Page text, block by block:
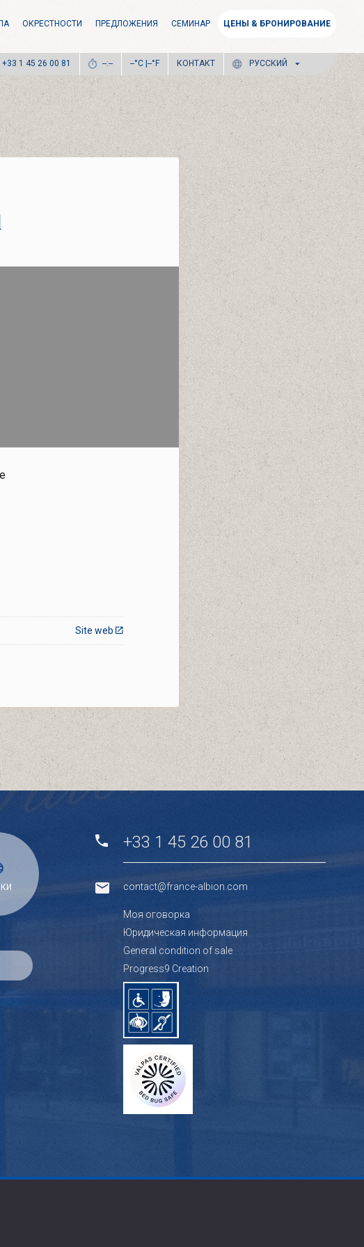
ОКРЕСТНОСТИ ПРЕДЛОЖЕНИЯ СЕМИНАР ЦЕНЫ & БРОНИРОВАНИЕ
+33 1 45 26 00 81 --:-- --°C | --°F КОНТАКТ РУССКИЙ
Site web
+33 1 45 26 00 81
contact@france-albion.com
Mоя оговорка
Юридическая информация
General condition of sale
Progress9 Creation